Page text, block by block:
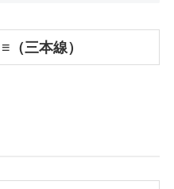
三本線）